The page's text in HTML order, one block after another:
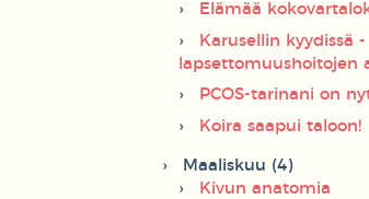
Elämää
Karusellin kyydissä -
lapsettomuushoitojen
PCOS-tarinani on
Koira saapui taloon!
Maaliskuu (4)
Kivun anatomia